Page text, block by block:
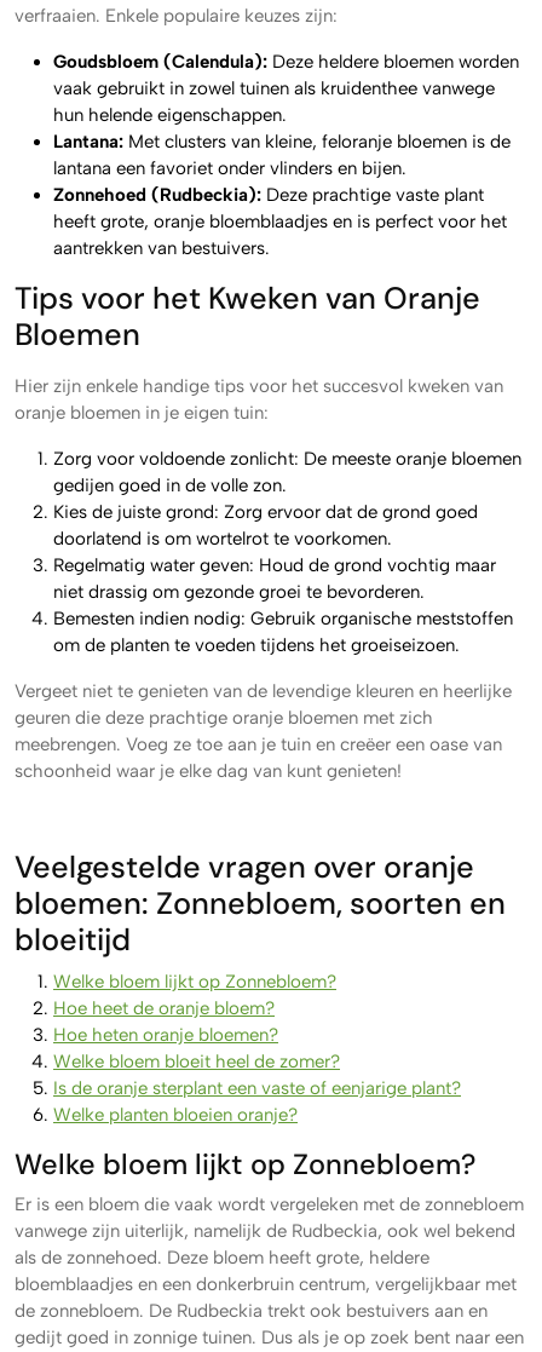
verfraaien. Enkele populaire keuzes zijn:
Goudsbloem (Calendula): Deze heldere bloemen worden
vaak gebruikt in zowel tuinen als kruidenthee vanwege
hun helende eigenschappen.
Lantana: Met clusters van kleine, feloranje bloemen is de
lantana een favoriet onder vlinders en bijen.
Zonnehoed (Rudbeckia): Deze prachtige vaste plant
heeft grote, oranje bloemblaadjes en is perfect voor het
aantrekken van bestuivers.
Tips voor het Kweken van Oranje
Bloemen
Hier zijn enkele handige tips voor het succesvol kweken van
oranje bloemen in je eigen tuin:
Zorg voor voldoende zonlicht: De meeste oranje bloemen
gedijen goed in de volle zon.
Kies de juiste grond: Zorg ervoor dat de grond goed
doorlatend is om wortelrot te voorkomen.
Regelmatig water geven: Houd de grond vochtig maar
niet drassig om gezonde groei te bevorderen.
Bemesten indien nodig: Gebruik organische meststoffen
om de planten te voeden tijdens het groeiseizoen.
Vergeet niet te genieten van de levendige kleuren en heerlijke
geuren die deze prachtige oranje bloemen met zich
meebrengen. Voeg ze toe aan je tuin en creëer een oase van
schoonheid waar je elke dag van kunt genieten!
Veelgestelde vragen over oranje
bloemen: Zonnebloem, soorten en
bloeitijd
Welke bloem lijkt op Zonnebloem?
Hoe heet de oranje bloem?
Hoe heten oranje bloemen?
Welke bloem bloeit heel de zomer?
Is de oranje sterplant een vaste of eenjarige plant?
Welke planten bloeien oranje?
Welke bloem lijkt op Zonnebloem?
Er is een bloem die vaak wordt vergeleken met de zonnebloem
vanwege zijn uiterlijk, namelijk de Rudbeckia, ook wel bekend
als de zonnehoed. Deze bloem heeft grote, heldere
bloemblaadjes en een donkerbruin centrum, vergelijkbaar met
de zonnebloem. De Rudbeckia trekt ook bestuivers aan en
gedijt goed in zonnige tuinen. Dus als je op zoek bent naar een